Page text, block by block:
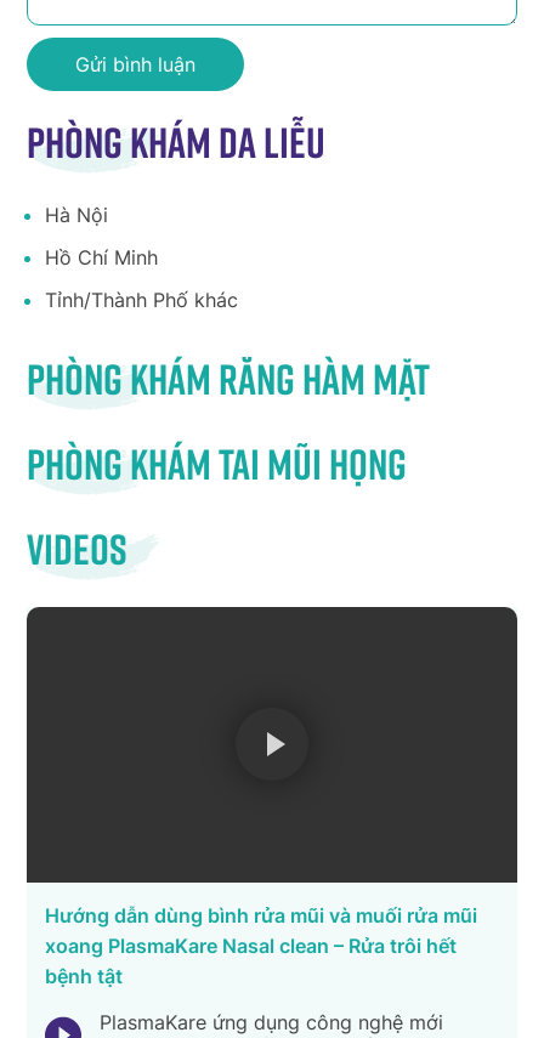
Phòng khám da liễu
Hà Nội
Hồ Chí Minh
Tỉnh/Thành Phố khác
Phòng khám răng hàm mặt
Phòng khám tai mũi họng
Videos
Hướng dẫn dùng bình rửa mũi và muối rửa mũi
xoang PlasmaKare Nasal clean – Rửa trôi hết
bệnh tật
PlasmaKare ứng dụng công nghệ mới